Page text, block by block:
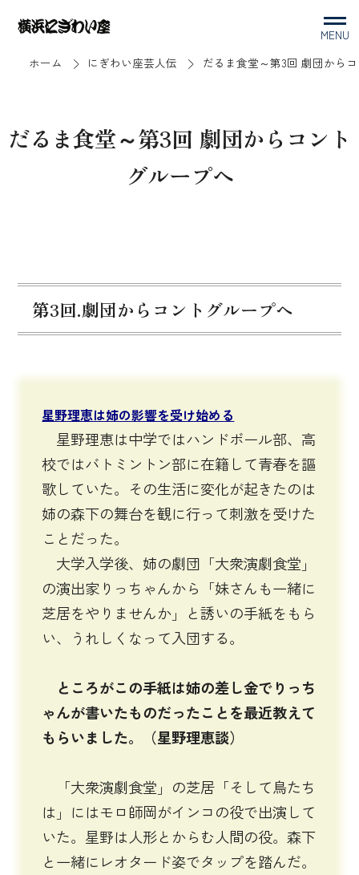
MENU
ホーム
にぎわい座芸人伝 だるま食堂～第3回 劇団から
だるま食堂～第3回 劇団からコント
グループへ
第3回.劇団からコントグループへ
星野理恵は姉の影響を受け始める
星野理恵は中学ではハンドボール部、高
校ではバトミントン部に在籍して青春を謳
歌していた。その生活に変化が起きたのは
姉の森下の舞台を観に行って刺激を受けた
ことだった。
大学入学後、姉の劇団「大衆演劇食堂」
の演出家りっちゃんから「妹さんも一緒に
芝居をやりませんか」と誘いの手紙をもら
い、うれしくなって入団する。
ところがこの手紙は姉の差し金でりっち
ゃんが書いたものだったことを最近教えて
もらいました。（星野理恵談）
「大衆演劇食堂」の芝居「そして鳥たち
は」にはモロ師岡がインコの役で出演して
いた。星野は人形とからむ人間の役。森下
と一緒にレオタード姿でタップを踏んだ。